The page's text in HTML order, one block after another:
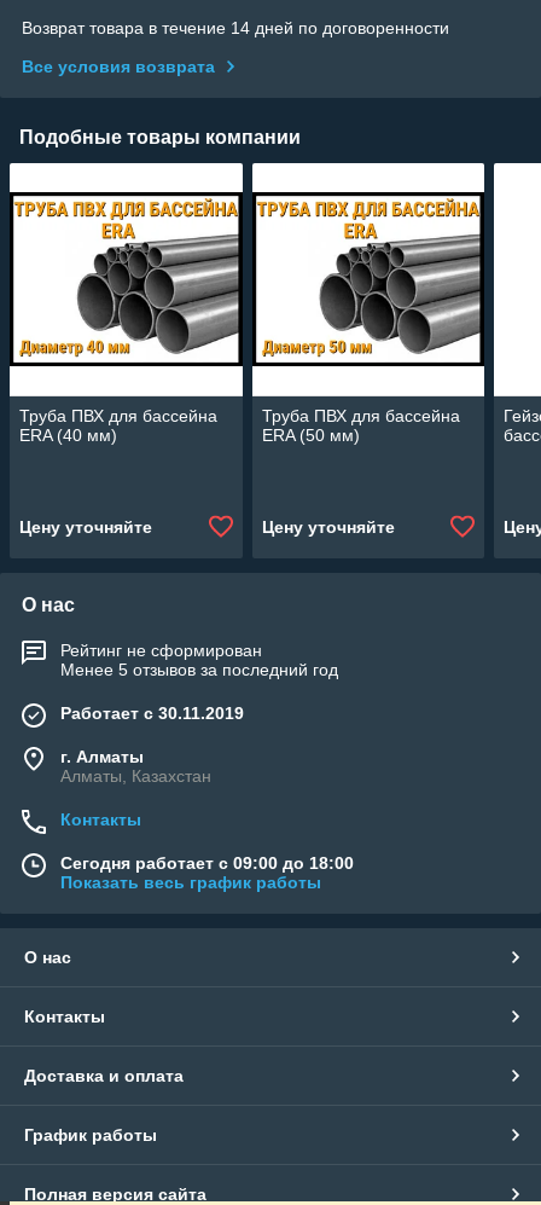
Возврат товара в течение 14 дней по договоренности
Все условия возврата
Подобные товары компании
Труба ПВХ для бассейна
ERA (40 мм)
Цену уточняйте
Труба ПВХ для бассейна
ERA (50 мм)
Цену уточняйте
О нас
Рейтинг не сформирован
Менее 5 отзывов за последний год
Работает с 30.11.2019
г. Алматы
Алматы, Казахстан
Контакты
Сегодня работает с 09:00 до 18:00
Показать весь график работы
О нас
Контакты
Доставка и оплата
График работы
Полная версия сайта